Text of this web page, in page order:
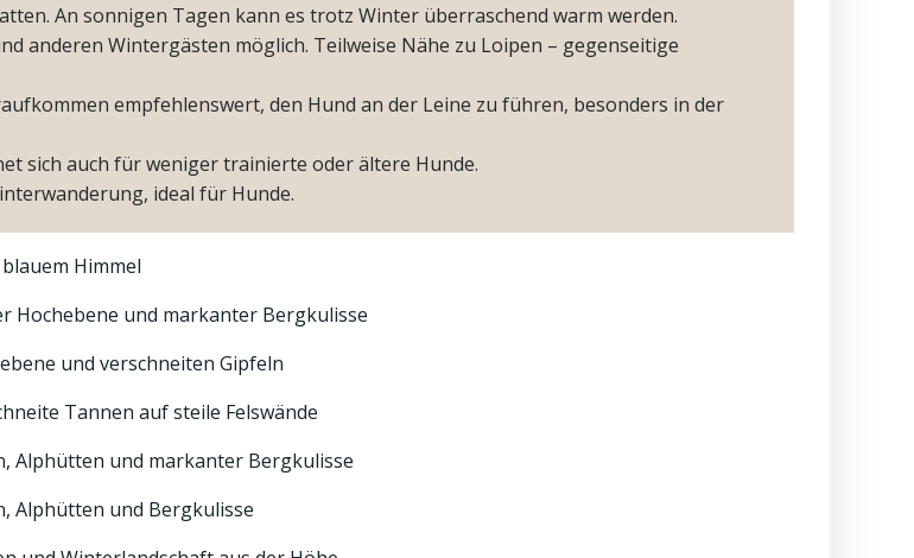
An sonnigen Tagen kann es trotz Winter überraschend warm werden.
anderen Wintergästen möglich. Teilweise Nähe zu Loipen – gegenseitige
empfehlenswert, den Hund an der Leine zu führen, besonders in der
sich auch für weniger trainierte oder ältere Hunde.
ideal für Hunde.